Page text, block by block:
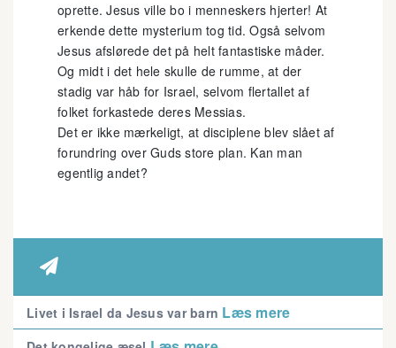
oprette. Jesus ville bo i menneskers hjerter! At
erkende dette mysterium tog tid. Også selvom
Jesus afslørede det på helt fantastiske måder.
Og midt i det hele skulle de rumme, at der
stadig var håb for Israel, selvom flertallet af
folket forkastede deres Messias.
Det er ikke mærkeligt, at disciplene blev slået af
forundring over Guds store plan. Kan man
egentlig andet?

Livet i Israel da Jesus var barn Læs mere